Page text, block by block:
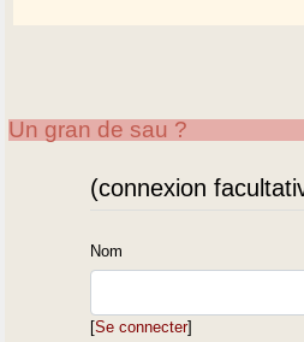
Un gran de sau ?
(connexion
Nom
[Se connecter]